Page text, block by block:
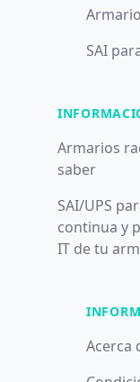
SAI
Armarios
saber
SAI/UPS
continua y
IT de tu
Acerca